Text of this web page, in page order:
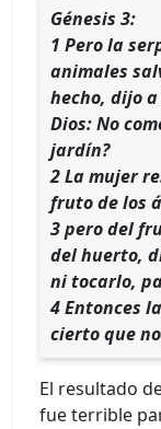
Génesis 3:
1 Pero la
animales
hecho, dijo
Dios: No
jardín?
2 La mujer
fruto de los
3 pero del
del huerto,
ni tocarlo,
4 Entonces
cierto que
El resultado
fue terrible